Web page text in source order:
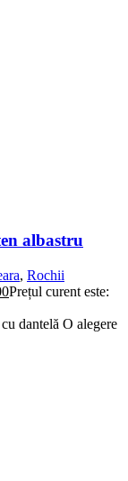
albastru
, Rochii
Prețul curent este:
dantelă O alegere